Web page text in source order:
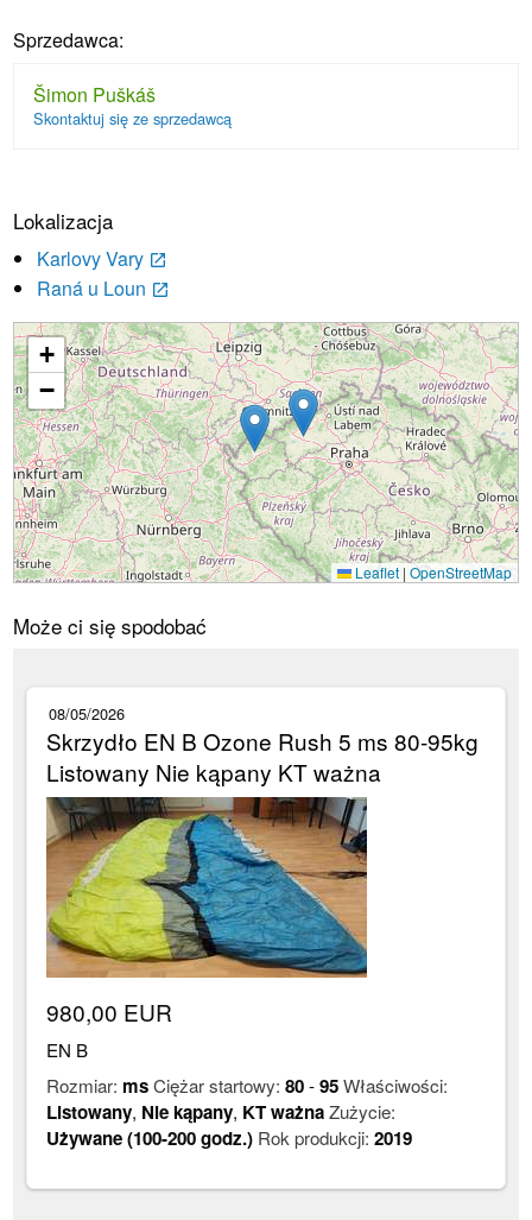
Sprzedawca:
Šimon Puškáš
Skontaktuj się ze sprzedawcą
Lokalizacja
Karlovy Vary launch
Raná u Loun launch
Ładowanie...
+
−
Leaflet | OpenStreetMap
Może ci się spodobać
08/05/2026
Skrzydło EN B Ozone Rush 5 ms 80-95kg
Listowany Nie kąpany KT ważna
980,00 EUR
EN B
Rozmiar: msCiężar startowy:80-95Właściwości:
Listowany, Nie kąpany, KT ważnaZużycie:
Używane (100-200 godz.) Rok produkcji:2019